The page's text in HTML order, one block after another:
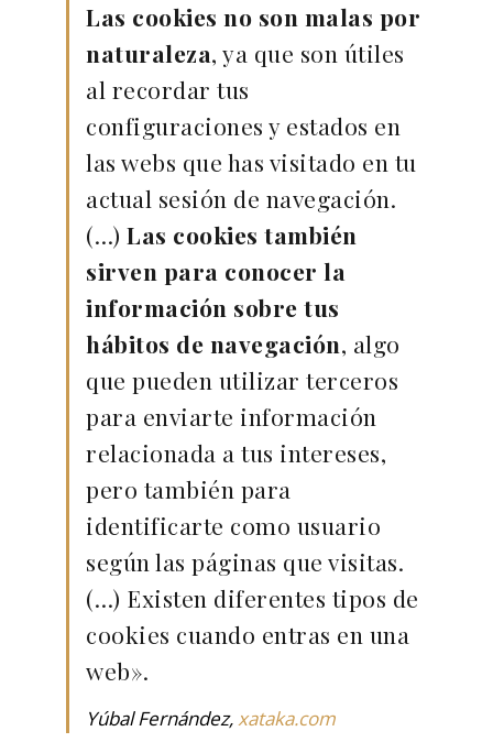
Las cookies no son malas por
naturaleza, ya que son útiles
al recordar tus
configuraciones y estados en
las webs que has visitado en tu
actual sesión de navegación.
(…) Las cookies también
sirven para conocer la
información sobre tus
hábitos de navegación, algo
que pueden utilizar terceros
para enviarte información
relacionada a tus intereses,
pero también para
identificarte como usuario
según las páginas que visitas.
(…) Existen diferentes tipos de
cookies cuando entras en una
web».
Yúbal Fernández,xataka.com